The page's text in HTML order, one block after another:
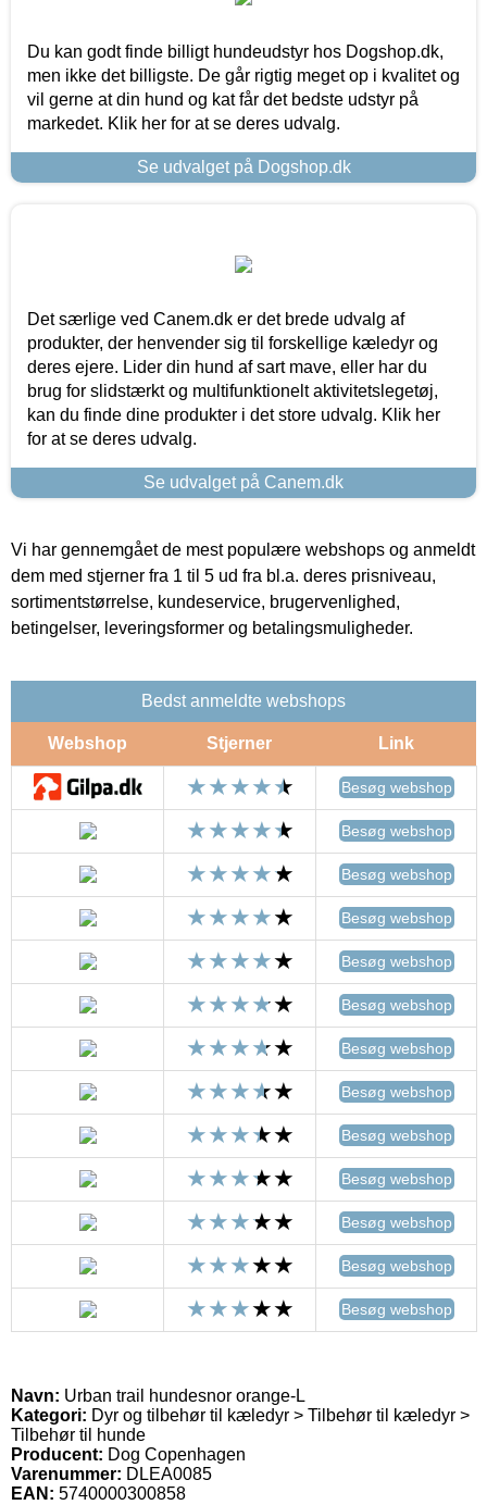
Du kan godt finde billigt hundeudstyr hos Dogshop.dk,
men ikke det billigste. De går rigtig meget op i kvalitet og
vil gerne at din hund og kat får det bedste udstyr på
markedet. Klik her for at se deres udvalg.
Se udvalget på Dogshop.dk
Det særlige ved Canem.dk er det brede udvalg af
produkter, der henvender sig til forskellige kæledyr og
deres ejere. Lider din hund af sart mave, eller har du
brug for slidstærkt og multifunktionelt aktivitetslegetøj,
kan du finde dine produkter i det store udvalg. Klik her
for at se deres udvalg.
Se udvalget på Canem.dk
Vi har gennemgået de mest populære webshops og anmeldt
dem med stjerner fra 1 til 5 ud fra bl.a. deres prisniveau,
sortimentstørrelse, kundeservice, brugervenlighed,
betingelser, leveringsformer og betalingsmuligheder.
Bedst anmeldte webshops
Webshop Stjerner Link
Besøg webshop
Besøg webshop
Besøg webshop
Besøg webshop
Besøg webshop
Besøg webshop
Besøg webshop
Besøg webshop
Besøg webshop
Besøg webshop
Besøg webshop
Besøg webshop
Besøg webshop
Navn: Urban trail hundesnor orange-L
Kategori: Dyr og tilbehør til kæledyr > Tilbehør til kæledyr >
Tilbehør til hunde
Producent: Dog Copenhagen
Varenummer: DLEA0085
EAN: 5740000300858